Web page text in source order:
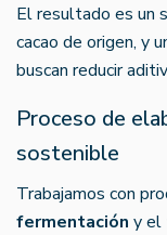
El resultado es un
cacao de origen, y
buscan reducir
Proceso de
sostenible
Trabajamos con
fermentación y el